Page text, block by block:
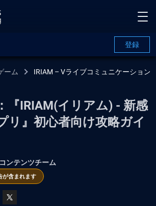
登録
ーム IRIAM – Vライブコミュニケーション
『IRIAM(イリアム) - 新感
リ』初心者向け攻略ガイ
ンテンツチーム
が含まれます